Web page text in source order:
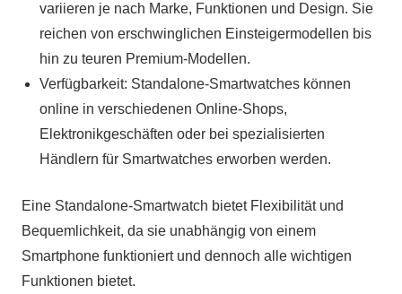
variieren je nach Marke, Funktionen und Design. Sie
reichen von erschwinglichen Einsteigermodellen bis
hin zu teuren Premium-Modellen.
Verfügbarkeit: Standalone-Smartwatches können
online in verschiedenen Online-Shops,
Elektronikgeschäften oder bei spezialisierten
Händlern für Smartwatches erworben werden.
Eine Standalone-Smartwatch bietet Flexibilität und
Bequemlichkeit, da sie unabhängig von einem
Smartphone funktioniert und dennoch alle wichtigen
Funktionen bietet.